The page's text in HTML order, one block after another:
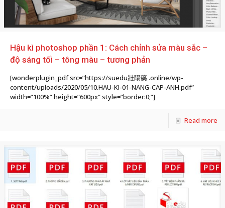
Hậu kì photoshop phần 1: Cách chỉnh sửa màu sắc –
độ sáng tối – tông màu – tương phản
[wonderplugin_pdf src=”https://suedu 壯陽藥 .online/wp-
content/uploads/2020/05/10.HAU-KI-01-NANG-CAP-ANH.pdf”
width=”100%” height=”600px” style=”border:0;”]
Read more